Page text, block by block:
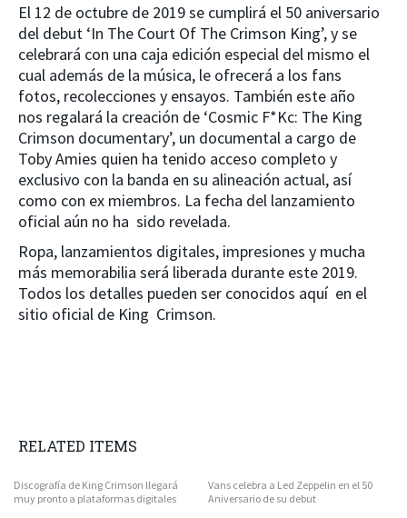
El 12 de octubre de 2019 se cumplirá el 50 aniversario
del debut ‘In The Court Of The Crimson King’, y se
celebrará con una caja edición especial del mismo el
cual además de la música, le ofrecerá a los fans
fotos, recolecciones y ensayos. También este año
nos regalará la creación de ‘Cosmic F*Kc: The King
Crimson documentary’, un documental a cargo de
Toby Amies quien ha tenido acceso completo y
exclusivo con la banda en su alineación actual, así
como con ex miembros. La fecha del lanzamiento
oficial aún no ha sido revelada.
Ropa, lanzamientos digitales, impresiones y mucha
más memorabilia será liberada durante este 2019.
Todos los detalles pueden ser conocidos aquí en el
sitio oficial de King Crimson.
RELATED ITEMS
Discografía de King Crimson llegará
muy pronto a plataformas digitales
Vans celebra a Led Zeppelin en el 50
Aniversario de su debut